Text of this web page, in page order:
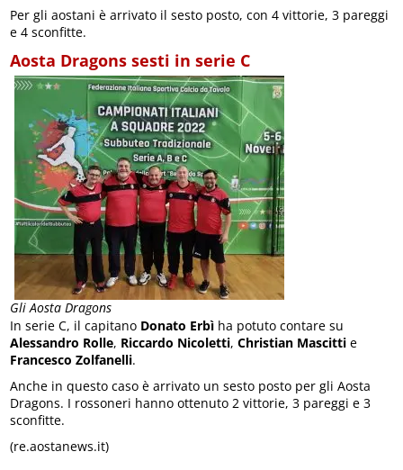
Per gli aostani è arrivato il sesto posto, con 4 vittorie, 3 pareggi
e 4 sconfitte.
Aosta Dragons sesti in serie C
Gli Aosta Dragons
In serie C, il capitano Donato Erbì ha potuto contare su
Alessandro Rolle, Riccardo Nicoletti,Christian Mascitti e
Francesco Zolfanelli.
Anche in questo caso è arrivato un sesto posto per gli Aosta
Dragons. I rossoneri hanno ottenuto 2 vittorie, 3 pareggi e 3
sconfitte.
(re.aostanews.it)